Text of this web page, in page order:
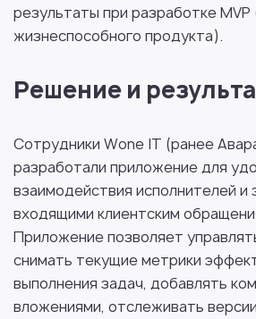
результаты при разработке
жизнеспособного продукта).
Решение и
Сотрудники Wone IT (ранее
разработали приложение для
взаимодействия исполнителей и
входящими клиентским
Приложение позволяет
снимать текущие метрики
выполнения задач, добавлять
вложениями, отслеживать